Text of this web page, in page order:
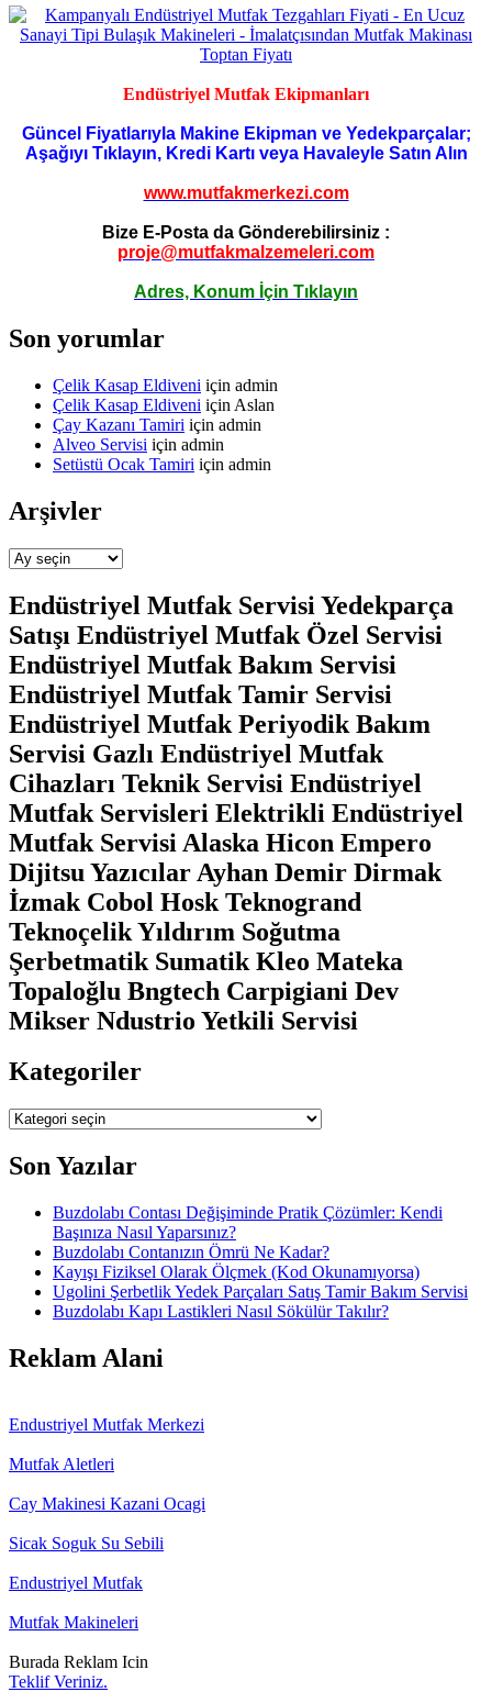
Endüstriyel Mutfak Ekipmanları
Güncel Fiyatlarıyla Makine Ekipman ve Yedekparçalar;
Aşağıyı Tıklayın, Kredi Kartı veya Havaleyle Satın Alın
www.mutfakmerkezi.com
Bize E-Posta da Gönderebilirsiniz :
proje@mutfakmalzemeleri.com
Adres, Konum İçin Tıklayın
Son yorumlar
Çelik Kasap Eldiveni için admin
Çelik Kasap Eldiveni için Aslan
Çay Kazanı Tamiri için admin
Alveo Servisi için admin
Setüstü Ocak Tamiri için admin
Arşivler
Arşivler
Endüstriyel Mutfak Servisi Yedekparça
Satışı Endüstriyel Mutfak Özel Servisi
Endüstriyel Mutfak Bakım Servisi
Endüstriyel Mutfak Tamir Servisi
Endüstriyel Mutfak Periyodik Bakım
Servisi Gazlı Endüstriyel Mutfak
Cihazları Teknik Servisi Endüstriyel
Mutfak Servisleri Elektrikli Endüstriyel
Mutfak Servisi Alaska Hicon Empero
Dijitsu Yazıcılar Ayhan Demir Dirmak
İzmak Cobol Hosk Teknogrand
Teknoçelik Yıldırım Soğutma
Şerbetmatik Sumatik Kleo Mateka
Topaloğlu Bngtech Carpigiani Dev
Mikser Ndustrio Yetkili Servisi
Kategoriler
Kategoriler
Son Yazılar
Buzdolabı Contası Değişiminde Pratik Çözümler: Kendi
Başınıza Nasıl Yaparsınız?
Buzdolabı Contanızın Ömrü Ne Kadar?
Kayışı Fiziksel Olarak Ölçmek (Kod Okunamıyorsa)
Ugolini Şerbetlik Yedek Parçaları Satış Tamir Bakım Servisi
Buzdolabı Kapı Lastikleri Nasıl Sökülür Takılır?
Reklam Alani
Endustriyel Mutfak Merkezi
Mutfak Aletleri
Cay Makinesi Kazani Ocagi
Sicak Soguk Su Sebili
Endustriyel Mutfak
Mutfak Makineleri
Burada Reklam Icin
Teklif Veriniz.